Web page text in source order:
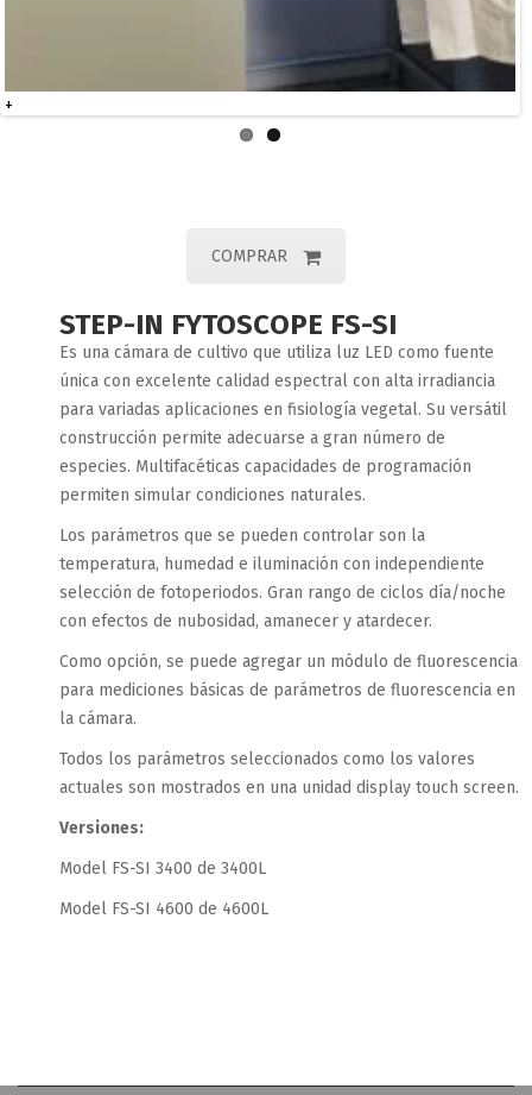
+
COMPRAR
STEP-IN FYTOSCOPE FS-SI
Es una cámara de cultivo que utiliza luz LED como fuente
única con excelente calidad espectral con alta irradiancia
para variadas aplicaciones en fisiología vegetal. Su versátil
construcción permite adecuarse a gran número de
especies. Multifacéticas capacidades de programación
permiten simular condiciones naturales.
Los parámetros que se pueden controlar son la
temperatura, humedad e iluminación con independiente
selección de fotoperiodos. Gran rango de ciclos día/noche
con efectos de nubosidad, amanecer y atardecer.
Como opción, se puede agregar un módulo de fluorescencia
para mediciones básicas de parámetros de fluorescencia en
la cámara.
Todos los parámetros seleccionados como los valores
actuales son mostrados en una unidad display touch screen.
Versiones:
Model FS-SI 3400 de 3400L
Model FS-SI 4600 de 4600L